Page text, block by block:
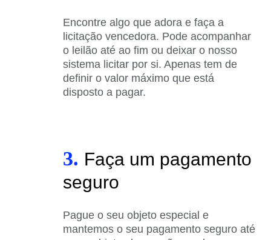
Encontre algo que adora e faça a
licitação vencedora. Pode acompanhar
o leilão até ao fim ou deixar o nosso
sistema licitar por si. Apenas tem de
definir o valor máximo que está
disposto a pagar.
3. Faça um pagamento
seguro
Pague o seu objeto especial e
mantemos o seu pagamento seguro até